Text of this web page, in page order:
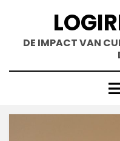
inhoudDE IMPACT VAN